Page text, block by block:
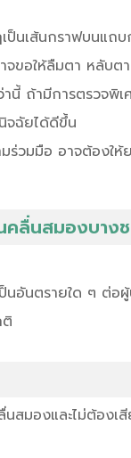
นเส้นกราฟบนแถ
จขอให้ลืมตา หลั
านี้ ถ้ามีการตรวจพิเ
จฉัยได้ดีขึ้น
วมมือ อาจต้องใ
ลื่นสมองบาง
นอันตรายใด ๆ ต่อ
มองและไม่ต้องเ